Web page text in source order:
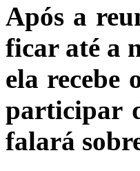
Após a
ficar até a
ela recebe
participar
falará